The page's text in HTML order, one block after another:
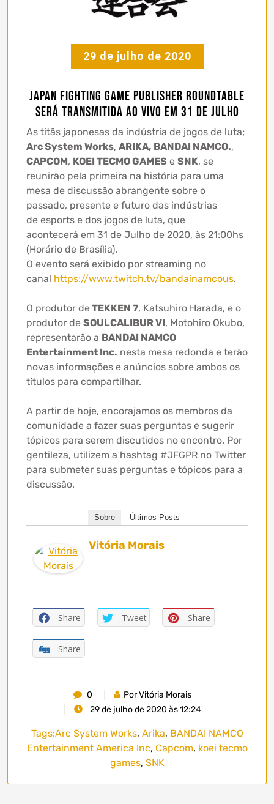
29 de julho de 2020
Japan Fighting Game Publisher Roundtable
será transmitida ao vivo em 31 de julho
As titãs japonesas da indústria de jogos de luta;
Arc System Works, ARIKA, BANDAI NAMCO.,
CAPCOM, KOEI TECMO GAMES e SNK, se
reunirão pela primeira na história para uma
mesa de discussão abrangente sobre o
passado, presente e futuro das indústrias
de esports e dos jogos de luta, que
acontecerá em 31 de Julho de 2020, às 21:00hs
(Horário de Brasília).
O evento será exibido por streaming no
canal https://www.twitch.tv/bandainamcous.
O produtor deTEKKEN 7, Katsuhiro Harada, e o
produtor de SOULCALIBUR VI, Motohiro Okubo,
representarão a BANDAI NAMCO
Entertainment Inc. nesta mesa redonda e terão
novas informações e anúncios sobre ambos os
títulos para compartilhar.
A partir de hoje, encorajamos os membros da
comunidade a fazer suas perguntas e sugerir
tópicos para serem discutidos no encontro. Por
gentileza, utilizem a hashtag #JFGPR no Twitter
para submeter suas perguntas e tópicos para a
discussão.
Sobre Últimos Posts
Vitória Morais
Share Tweet Share
Share
0
Por Vitória Morais
29 de julho de 2020 às 12:24
Tags:Arc System Works, Arika, BANDAI NAMCO
Entertainment America Inc, Capcom, koei tecmo
games, SNK